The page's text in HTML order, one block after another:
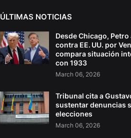
ÚLTIMAS NOTICIAS
Desde Chicago,
contra EE. UU. por
compara situación
con 1933
March 06, 2026
Tribunal cita a
sustentar denuncias
elecciones
March 06, 2026